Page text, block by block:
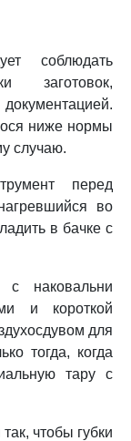
соблюдать
заготовок,
ниже нормы
случаю.
перед
во
в бачке с
наковальни
и короткой
для
тогда, когда
тару с
чтобы губки